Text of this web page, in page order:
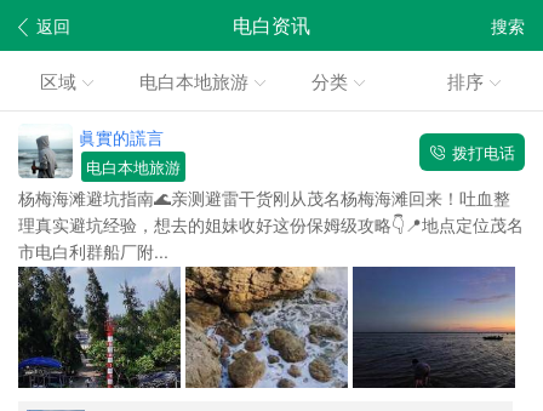
返回 搜索
电白资讯
区域 电白本地旅游 分类 排序
眞實的謊言
电白本地旅游
拨打电话
杨梅海滩避坑指南🌊亲测避雷干货刚从茂名杨梅海滩回来！吐血整
理真实避坑经验，想去的姐妹收好这份保姆级攻略👇📍地点定位茂名
市电白利群船厂附...